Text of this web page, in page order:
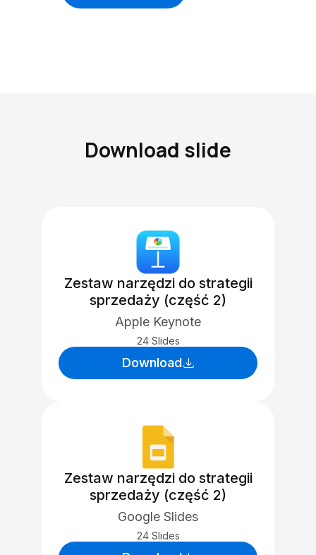
Download slide
Zestaw narzędzi do strategii
sprzedaży (część 2)
Apple Keynote
24 Slides
Download
Zestaw narzędzi do strategii
sprzedaży (część 2)
Google Slides
24 Slides